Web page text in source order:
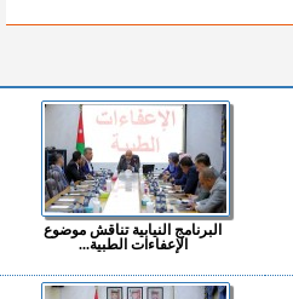
البرنامج النيابية تناقش موضوع
الإعفاءات الطبية...